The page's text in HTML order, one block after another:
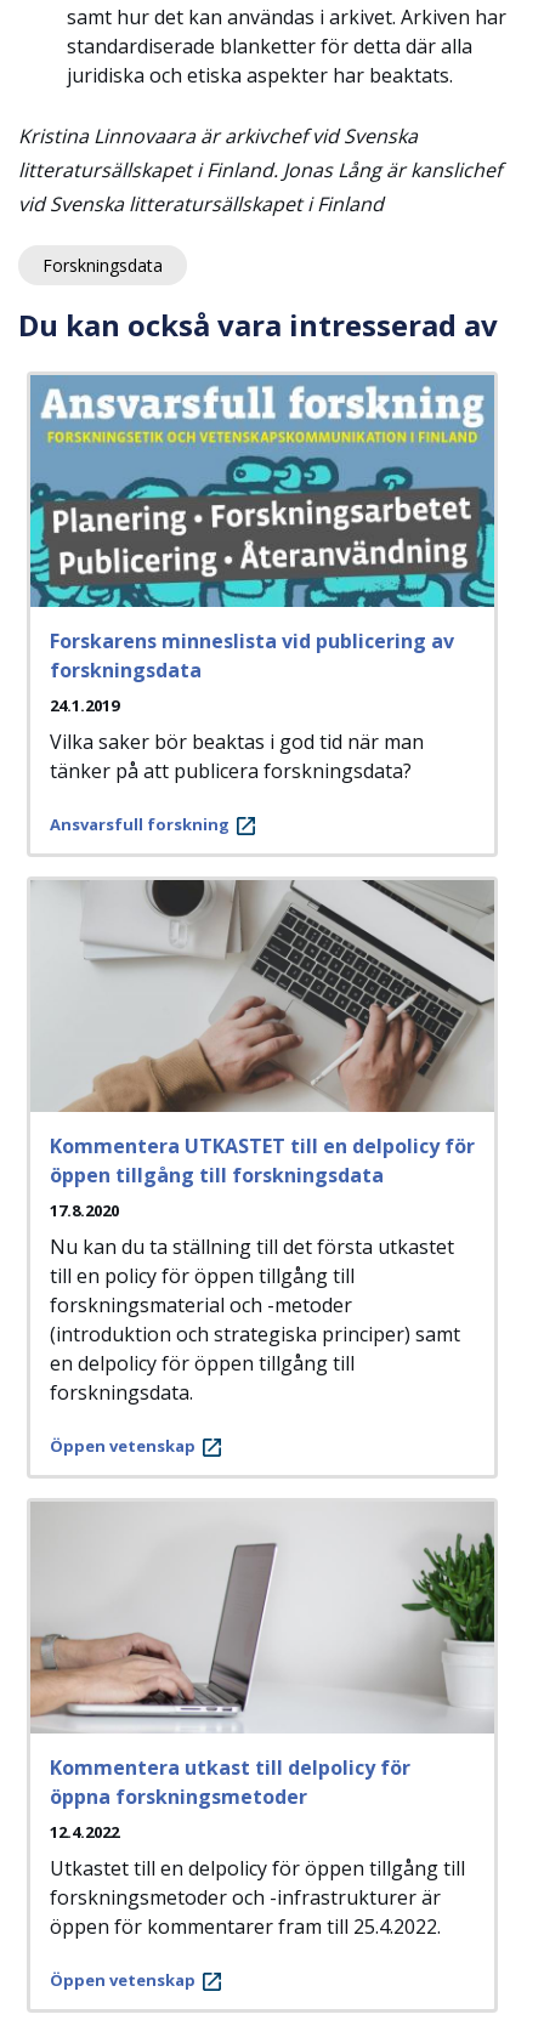
samt hur det kan användas i arkivet. Arkiven har
standardiserade blanketter för detta där alla
juridiska och etiska aspekter har beaktats.
Kristina Linnovaara är arkivchef vid Svenska
litteratursällskapet i Finland. Jonas Lång är kanslichef
vid Svenska litteratursällskapet i Finland
Forskningsdata
Du kan också vara intresserad av
Forskarens minneslista vid publicering av
forskningsdata
24.1.2019
Vilka saker bör beaktas i god tid när man
tänker på att publicera forskningsdata?
Ansvarsfull forskning
Kommentera UTKASTET till en delpolicy för
öppen tillgång till forskningsdata
17.8.2020
Nu kan du ta ställning till det första utkastet
till en policy för öppen tillgång till
forskningsmaterial och -metoder
(introduktion och strategiska principer) samt
en delpolicy för öppen tillgång till
forskningsdata.
Öppen vetenskap
Kommentera utkast till delpolicy för
öppna forskningsmetoder
12.4.2022
Utkastet till en delpolicy för öppen tillgång till
forskningsmetoder och -infrastrukturer är
öppen för kommentarer fram till 25.4.2022.
Öppen vetenskap